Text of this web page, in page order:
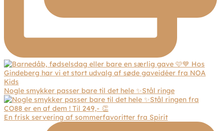
Nogle smykker passer bare til det hele ✨Stål ringe
En frisk servering af sommerfavoritter fra Spirit